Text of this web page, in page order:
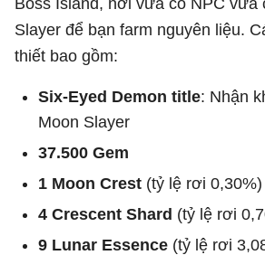
Slayer để bạn farm nguyên liệu.
thiết bao gồm:
Six-Eyed Demon title: Nhận
Moon Slayer
37.500 Gem
1 Moon Crest (tỷ lệ rơi 0,30%)
4 Crescent Shard (tỷ lệ rơi
9 Lunar Essence (tỷ lệ rơi